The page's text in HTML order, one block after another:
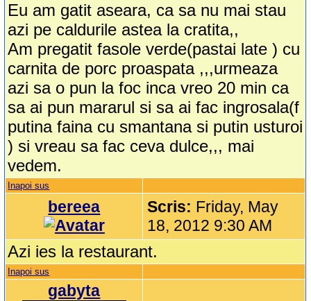
Eu am gatit aseara, ca sa nu mai stau
azi pe caldurile astea la cratita,,
Am pregatit fasole verde(pastai late ) cu
carnita de porc proaspata ,,,urmeaza
azi sa o pun la foc inca vreo 20 min ca
sa ai pun mararul si sa ai fac ingrosala(f
putina faina cu smantana si putin usturoi
) si vreau sa fac ceva dulce,,, mai
vedem.
Inapoi sus
bereea Scris: Friday, May
18, 2012 9:30 AM
Azi ies la restaurant.
Inapoi sus
gabyta